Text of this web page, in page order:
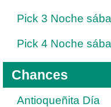
Pick 3 Noche
Pick 4 Noche
Chances
Antioqueñita Día